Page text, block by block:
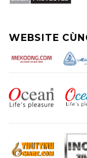
WEBSITE